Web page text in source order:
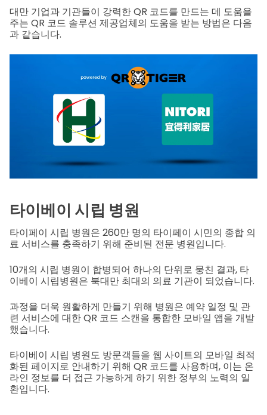
대만 기업과 기관들이 강력한 QR 코드를 만드는 데 도움을
주는 QR 코드 솔루션 제공업체의 도움을 받는 방법은 다음
과 같습니다.
타이베이 시립 병원
타이페이 시립 병원은 260만 명의 타이페이 시민의 종합 의
료 서비스를 충족하기 위해 준비된 전문 병원입니다.
10개의 시립 병원이 합병되어 하나의 단위로 뭉친 결과, 타
이베이 시립병원은 북대만 최대의 의료 기관이 되었습니다.
과정을 더욱 원활하게 만들기 위해 병원은 예약 일정 및 관
련 서비스에 대한 QR 코드 스캔을 통합한 모바일 앱을 개발
했습니다.
타이베이 시립 병원도 방문객들을 웹 사이트의 모바일 최적
화된 페이지로 안내하기 위해 QR 코드를 사용하며, 이는 온
라인 정보를 더 접근 가능하게 하기 위한 정부의 노력의 일
환입니다.